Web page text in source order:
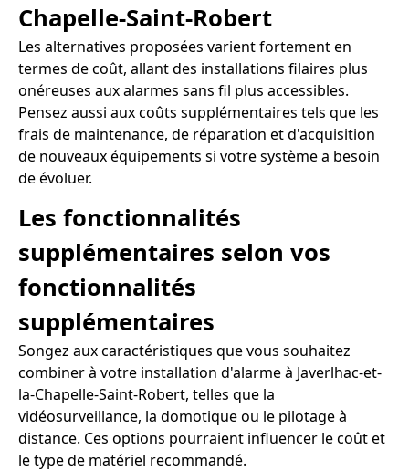
Chapelle-Saint-Robert
Les alternatives proposées varient fortement en
termes de coût, allant des installations filaires plus
onéreuses aux alarmes sans fil plus accessibles.
Pensez aussi aux coûts supplémentaires tels que les
frais de maintenance, de réparation et d'acquisition
de nouveaux équipements si votre système a besoin
de évoluer.
Les fonctionnalités
supplémentaires selon vos
fonctionnalités
supplémentaires
Songez aux caractéristiques que vous souhaitez
combiner à votre installation d'alarme à Javerlhac-et-
la-Chapelle-Saint-Robert, telles que la
vidéosurveillance, la domotique ou le pilotage à
distance. Ces options pourraient influencer le coût et
le type de matériel recommandé.